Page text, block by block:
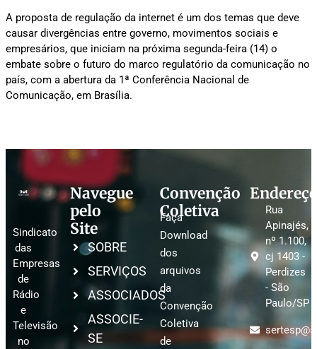
A proposta de regulação da internet é um dos temas que deve
causar divergências entre governo, movimentos sociais e
empresários, que iniciam na próxima segunda-feira (14) o
embate sobre o futuro do marco regulatório da comunicação no
país, com a abertura da 1ª Conferência Nacional de
Comunicação, em Brasília.
Sindicato
das
Empresas
de
Rádio
e
Televisão
no
Navegue
pelo
Site
SOBRE
SERVIÇOS
ASSOCIADOS
ASSOCIE-
SE
Convenção
Coletiva
Faça
Download
dos
arquivos
da
Convenção
Coletiva
de
Rua
Apinajés,
nº 1.100,
cj 1403 -
Perdizes
- São
Paulo/SP